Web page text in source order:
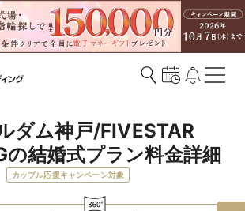
ダム神戸/FIVESTAR
の結婚式プラン料金詳細
カップル応援キャンペーン対象